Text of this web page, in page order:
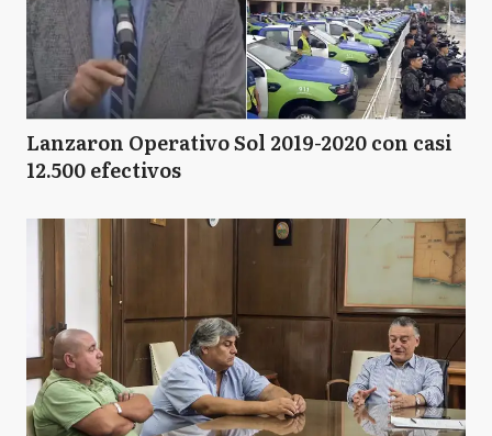
Lanzaron Operativo Sol 2019-2020 con casi
12.500 efectivos